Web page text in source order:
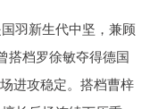
羽新生代中坚，兼顾
搭档罗徐敏夺得德国
进攻稳定。搭档曹梓